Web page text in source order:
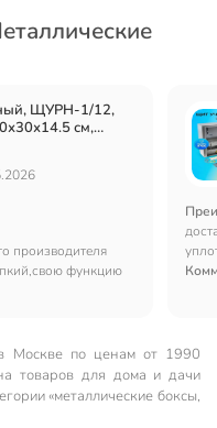
ЩУРН-1/12,
см,
производителя
функцию
что
Москве по ценам от 1990
товаров для дома и дачи
«металлические боксы,